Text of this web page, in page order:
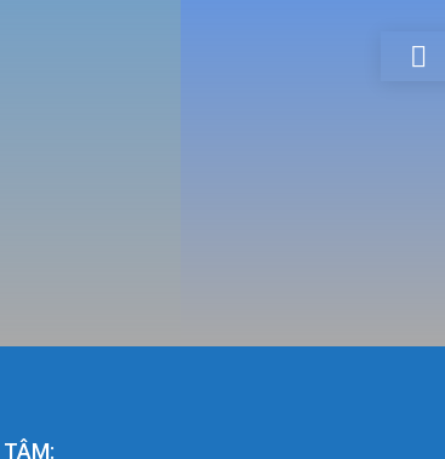
TÂM: